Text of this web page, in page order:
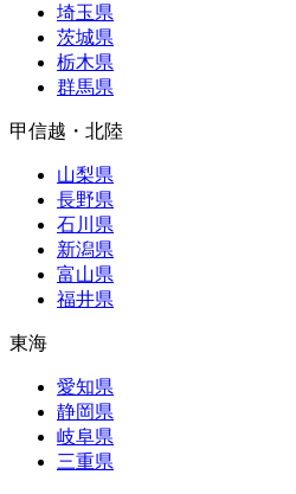
埼玉県
茨城県
栃木県
群馬県
甲信越・北陸
山梨県
長野県
石川県
新潟県
富山県
福井県
東海
愛知県
静岡県
岐阜県
三重県